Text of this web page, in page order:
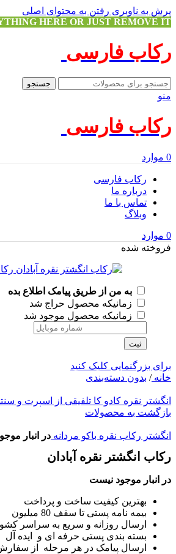
پرش به ناوبری رفتن به محتوای اصلی
HERE OR JUST REMOVE IT…
رکاب فارسی
جستجو
منو
رکاب فارسی
0 موارد
رکاب فارسی
درباره ما
تماس با ما
وبلاگ
0 موارد
فروخته شده
به من از طریق پیامک اطلاع بده
زمانیکه محصول حراج شد
زمانیکه محصول موجود شد
ثبت
برای بزرگنمایی کلیک کنید
خانه/ بدون دسته‌بندی
انگشتر نقره کادو کا تلفیقی از اسپرت و
بازگشت به محصولات
انگشتر رکاب نقره باکو مردانه در انبار
رکاب انگشتر نقره آبادان
در انبار موجود نیست
بهترین کیفیت ساخت و پرداخت
بیمه نامه پستی تا سقف 80 میلیون
ارسال روزانه و سریع به سراسر
بسته بندی پستی حرفه ای و ایده آل
ارسال پیامک در هر مرحله از